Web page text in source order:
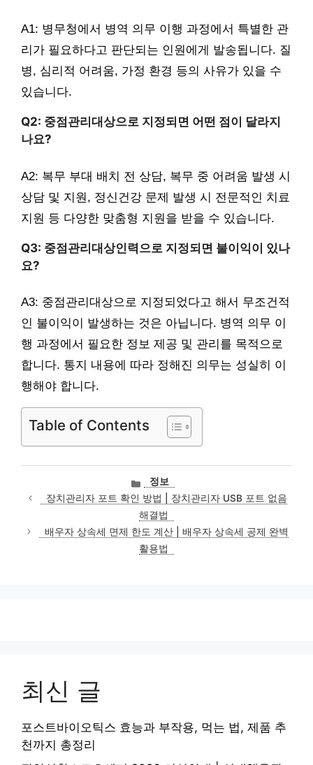
A1: 병무청에서 병역 의무 이행 과정에서 특별한 관
리가 필요하다고 판단되는 인원에게 발송됩니다. 질
병, 심리적 어려움, 가정 환경 등의 사유가 있을 수
있습니다.
Q2: 중점관리대상으로 지정되면 어떤 점이 달라지
나요?
A2: 복무 부대 배치 전 상담, 복무 중 어려움 발생 시
상담 및 지원, 정신건강 문제 발생 시 전문적인 치료
지원 등 다양한 맞춤형 지원을 받을 수 있습니다.
Q3: 중점관리대상인력으로 지정되면 불이익이 있나
요?
A3: 중점관리대상으로 지정되었다고 해서 무조건적
인 불이익이 발생하는 것은 아닙니다. 병역 의무 이
행 과정에서 필요한 정보 제공 및 관리를 목적으로
합니다. 통지 내용에 따라 정해진 의무는 성실히 이
행해야 합니다.
Table of Contents
카
테
고
리
정보
장치관리자 포트 확인 방법 | 장치관리자 USB 포트 없음
해결법
배우자 상속세 면제 한도 계산 | 배우자 상속세 공제 완벽
활용법
최신 글
포스트바이오틱스 효능과 부작용, 먹는 법, 제품 추
천까지 총정리